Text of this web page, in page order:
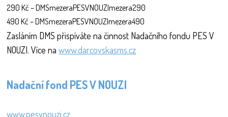
290 Kč – DMSmezeraPESVNOUZImezera290
490 Kč – DMSmezeraPESVNOUZImezera490
Zasláním DMS přispíváte na činnost Nadačního fondu PES V
NOUZI. Více nawww.darcovskasms.cz
Nadační fond PES V NOUZI
www.pesvnouzi.cz